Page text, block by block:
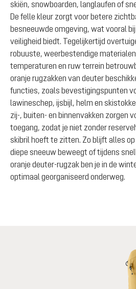
skiën, snowboarden, langlaufen of
De felle kleur zorgt voor betere
besneeuwde omgeving, wat vooral
veiligheid biedt. Tegelijkertijd
robuuste, weerbestendige materialen
temperaturen en ruw terrein
oranje rugzakken van deuter
functies, zoals bevestigingspunten
lawineschep, ijsbijl, helm en
zij-, buiten- en binnenvakken zorgen
toegang, zodat je niet zonder
skibril hoeft te zitten. Zo blijft alles op
diepe sneeuw beweegt of tijdens
oranje deuter-rugzak ben je in de
optimaal georganiseerd onderweg.